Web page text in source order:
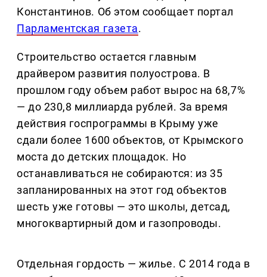
Константинов. Об этом сообщает портал
Парламентская газета.
Строительство остается главным
драйвером развития полуострова. В
прошлом году объем работ вырос на 68,7%
— до 230,8 миллиарда рублей. За время
действия госпрограммы в Крыму уже
сдали более 1600 объектов, от Крымского
моста до детских площадок. Но
останавливаться не собираются: из 35
запланированных на этот год объектов
шесть уже готовы — это школы, детсад,
многоквартирный дом и газопроводы.
Отдельная гордость — жилье. С 2014 года в